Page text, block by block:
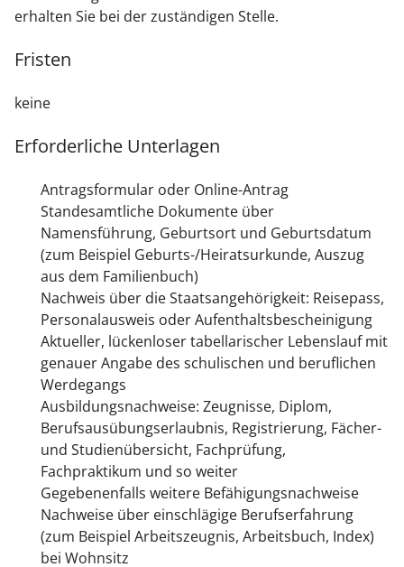
erhalten Sie bei der zuständigen Stelle.
Fristen
keine
Erforderliche Unterlagen
Antragsformular oder Online-Antrag
Standesamtliche Dokumente über
Namensführung, Geburtsort und Geburtsdatum
(zum Beispiel Geburts-/Heiratsurkunde, Auszug
aus dem Familienbuch)
Nachweis über die Staatsangehörigkeit: Reisepass,
Personalausweis oder Aufenthaltsbescheinigung
Aktueller, lückenloser tabellarischer Lebenslauf mit
genauer Angabe des schulischen und beruflichen
Werdegangs
Ausbildungsnachweise: Zeugnisse, Diplom,
Berufsausübungserlaubnis, Registrierung, Fächer-
und Studienübersicht, Fachprüfung,
Fachpraktikum und so weiter
Gegebenenfalls weitere Befähigungsnachweise
Nachweise über einschlägige Berufserfahrung
(zum Beispiel Arbeitszeugnis, Arbeitsbuch, Index)
bei Wohnsitz